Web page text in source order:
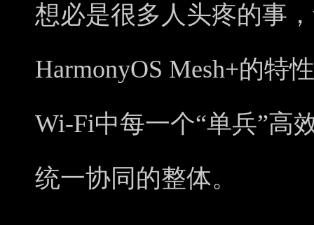
想必是很多人头疼的事
HarmonyOS Mesh+的特
Wi-Fi中每一个“单兵”高
统一协同的整体。